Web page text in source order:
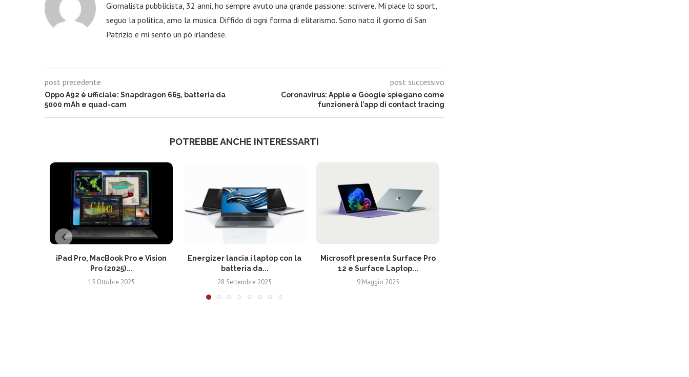
Giornalista pubblicista, 32 anni, ho sempre avuto una grande passione: scrivere. Mi piace lo sport,
seguo la politica, amo la musica. Diffido di ogni forma di elitarismo. Sono nato il giorno di San
Patrizio e mi sento un pò irlandese.
post precedente
Oppo A92 è ufficiale: Snapdragon 665, batteria da
5000 mAh e quad-cam
post successivo
Coronavirus: Apple e Google spiegano come
funzionerà l’app di contact tracing
POTREBBE ANCHE INTERESSARTI
iPad Pro, MacBook Pro e Vision
Pro (2025)...
15 Ottobre 2025
Energizer lancia i laptop con la
batteria da...
28 Settembre 2025
Microsoft presenta Surface Pro
12 e Surface Laptop...
9 Maggio 2025